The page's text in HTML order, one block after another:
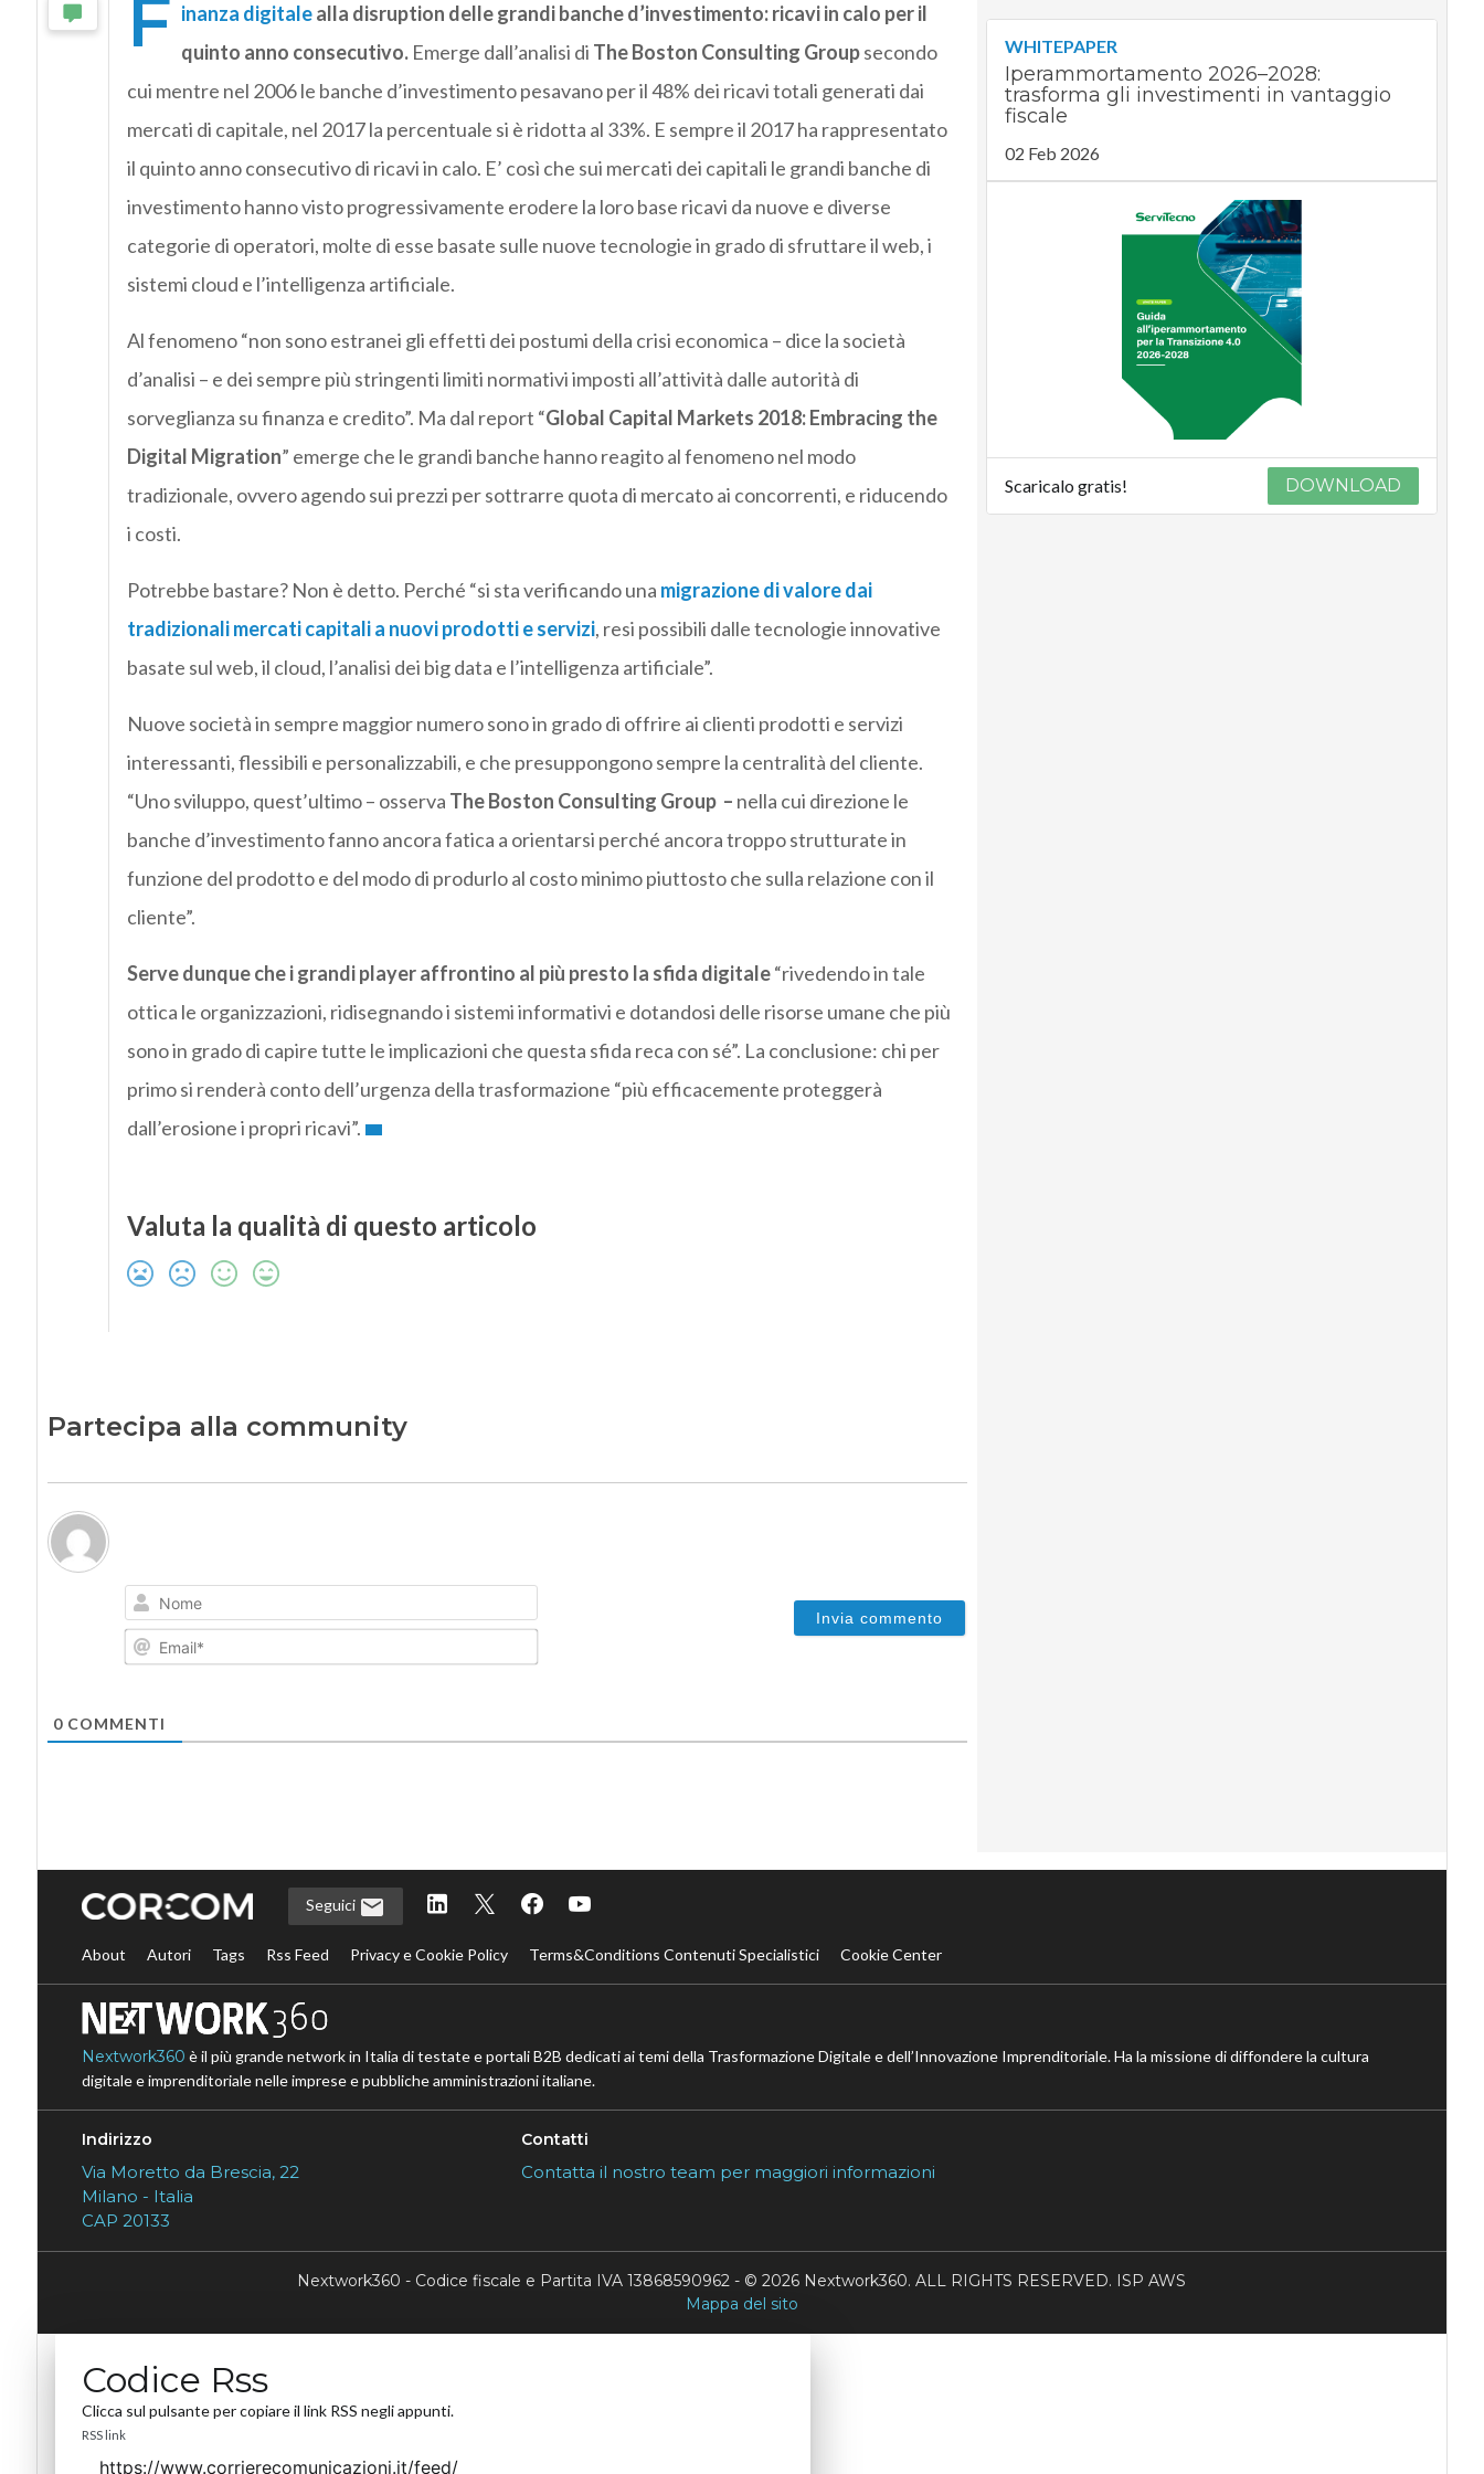
F inanza digitalealla disruption delle grandi banche d’investimento: ricavi in calo per il
quinto anno consecutivo. Emerge dall’analisi di The Boston Consulting Groupsecondo
cui mentre nel 2006 le banche d’investimento pesavano per il 48% dei ricavi totali generati dai
mercati di capitale, nel 2017 la percentuale si è ridotta al 33%. E sempre il 2017 ha rappresentato
il quinto anno consecutivo di ricavi in calo. E’ così che sui mercati dei capitali le grandi banche di
investimento hanno visto progressivamente erodere la loro base ricavi da nuove e diverse
categorie di operatori, molte di esse basate sulle nuove tecnologie in grado di sfruttare il web, i
sistemi cloud e l’intelligenza artificiale.
Al fenomeno “non sono estranei gli effetti dei postumi della crisi economica – dice la società
d’analisi – e dei sempre più stringenti limiti normativi imposti all’attività dalle autorità di
sorveglianza su finanza e credito”. Ma dal report “Global Capital Markets 2018: Embracing the
Digital Migration” emerge che le grandi banche hanno reagito al fenomeno nel modo
tradizionale, ovvero agendo sui prezzi per sottrarre quota di mercato ai concorrenti, e riducendo
i costi.
Potrebbe bastare? Non è detto. Perché “si sta verificando una migrazione di valore dai
tradizionali mercati capitali a nuovi prodotti e servizi, resi possibili dalle tecnologie innovative
basate sul web, il cloud, l’analisi dei big data e l’intelligenza artificiale”.
Nuove società in sempre maggior numero sono in grado di offrire ai clienti prodotti e servizi
interessanti, flessibili e personalizzabili, e che presuppongono sempre la centralità del cliente.
“Uno sviluppo, quest’ultimo – osserva The Boston Consulting Group – nella cui direzione le
banche d’investimento fanno ancora fatica a orientarsi perché ancora troppo strutturate in
funzione del prodotto e del modo di produrlo al costo minimo piuttosto che sulla relazione con il
cliente”.
Serve dunque che i grandi player affrontino al più presto la sfida digitale“rivedendo in tale
ottica le organizzazioni, ridisegnando i sistemi informativi e dotandosi delle risorse umane che più
sono in grado di capire tutte le implicazioni che questa sfida reca con sé”. La conclusione: chi per
primo si renderà conto dell’urgenza della trasformazione “più efficacemente proteggerà
dall’erosione i propri ricavi”.
Valuta la qualità di questo articolo
Partecipa alla community
Nome
Email*
0COMMENTI
WHITEPAPER
Iperammortamento 2026–2028:
trasforma gli investimenti in vantaggio
fiscale
02 Feb 2026
Scaricalo gratis! DOWNLOAD
Seguici
About Autori Tags Rss Feed Privacy e Cookie Policy Terms&Conditions Contenuti Specialistici Cookie Center
Nextwork360 è il più grande network in Italia di testate e portali B2B dedicati ai temi della Trasformazione Digitale e dell’Innovazione Imprenditoriale. Ha la missione di diffondere la cultura
digitale e imprenditoriale nelle imprese e pubbliche amministrazioni italiane.
Indirizzo
Via Moretto da Brescia, 22
Milano - Italia
CAP 20133
Contatti
Contatta il nostro team per maggiori informazioni
Nextwork360 - Codice fiscale e Partita IVA 13868590962 - © 2026 Nextwork360. ALL RIGHTS RESERVED. ISP AWS
Mappa del sito
Codice Rss
Clicca sul pulsante per copiare il link RSS negli appunti.
RSS link